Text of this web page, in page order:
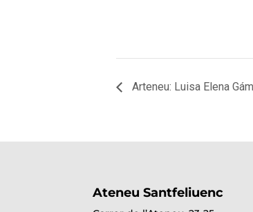
Arteneu: Luisa Elena
Ateneu Santfeliuenc